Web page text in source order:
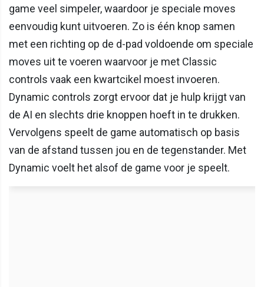
game veel simpeler, waardoor je speciale moves
eenvoudig kunt uitvoeren. Zo is één knop samen
met een richting op de d-pad voldoende om speciale
moves uit te voeren waarvoor je met Classic
controls vaak een kwartcikel moest invoeren.
Dynamic controls zorgt ervoor dat je hulp krijgt van
de AI en slechts drie knoppen hoeft in te drukken.
Vervolgens speelt de game automatisch op basis
van de afstand tussen jou en de tegenstander. Met
Dynamic voelt het alsof de game voor je speelt.